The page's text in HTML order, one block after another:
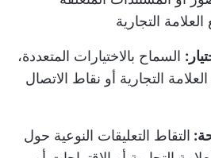
التجارية
السماح بالاختيارات المتعددة،
التجارية أو نقاط الاتصال
التقاط التعليقات النوعية حول